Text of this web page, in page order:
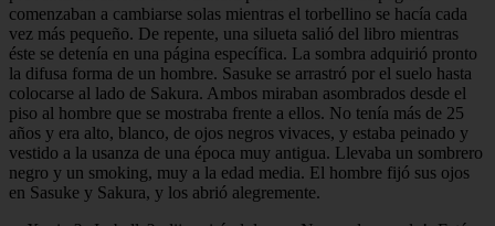
comenzaban a cambiarse solas mientras el torbellino se hacía cada
vez más pequeño. De repente, una silueta salió del libro mientras
éste se detenía en una página específica. La sombra adquirió pronto
la difusa forma de un hombre. Sasuke se arrastró por el suelo hasta
colocarse al lado de Sakura. Ambos miraban asombrados desde el
piso al hombre que se mostraba frente a ellos. No tenía más de 25
años y era alto, blanco, de ojos negros vivaces, y estaba peinado y
vestido a la usanza de una época muy antigua. Llevaba un sombrero
negro y un smoking, muy a la edad media. El hombre fijó sus ojos
en Sasuke y Sakura, y los abrió alegremente.